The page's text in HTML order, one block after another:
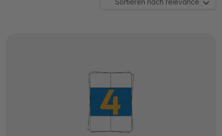
Sortieren nach relevance